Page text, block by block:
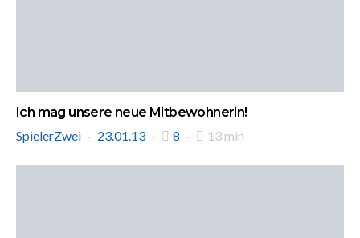
Ich mag unsere neue Mitbewohnerin!
SpielerZwei
23.01.13 8 13 min